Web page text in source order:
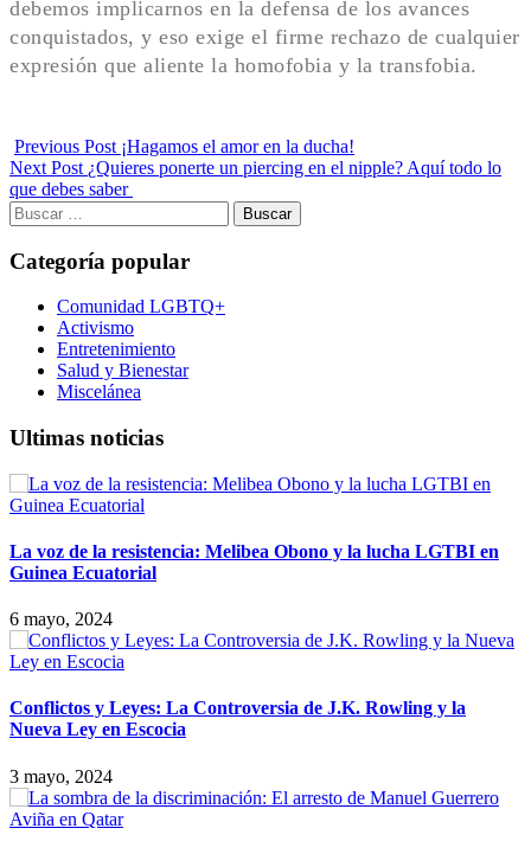
debemos implicarnos en la defensa de los avances
conquistados, y eso exige el firme rechazo de cualquier
expresión que aliente la homofobia y la transfobia.
Previous Post ¡Hagamos el amor en la ducha!
Next Post ¿Quieres ponerte un piercing en el nipple? Aquí todo lo
que debes saber
Buscar:
Categoría popular
Comunidad LGBTQ+
Activismo
Entretenimiento
Salud y Bienestar
Miscelánea
Ultimas noticias
La voz de la resistencia: Melibea Obono y la lucha LGTBI en
Guinea Ecuatorial
6 mayo, 2024
Conflictos y Leyes: La Controversia de J.K. Rowling y la
Nueva Ley en Escocia
3 mayo, 2024